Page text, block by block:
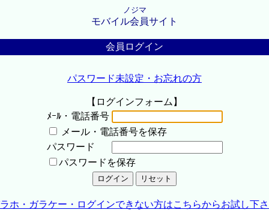
ノジマ
モバイル会員サイト
会員ログイン
パスワード未設定・お忘れの方
【ログインフォーム】
ﾒｰﾙ・電話番号
メール・電話番号を保存
パスワード
パスワードを保存
ホ・ガラケー・ログインできない方はこちらからお試し下